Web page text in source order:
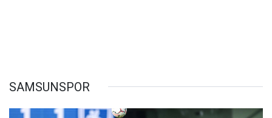
SAMSUNSPOR